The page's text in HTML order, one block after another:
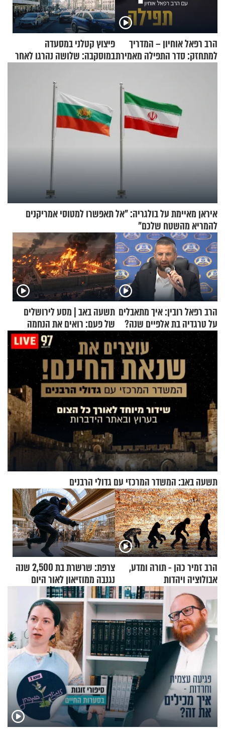
הרב רפאל אוחיון – המדריך
למתחזק: סדר התפילה מאמירת
פיצוץ קטלני במסעדה
במוסקבה: שלושה נהרגו לאחר
איראן מאיימת על בולגריה: "אל תאפשרו למטוסי אמריקנים
להמריא מהשטח שלכם"
הרב רפאל רובין: איך מתאבלים
על טרגדיה בת אלפיים שנה?
תשעה באב | מסע לירושלים
של פעם: רואים את הנחמה
תשעה באב: המשדר המרכזי עם גדולי הרבנים
הרב זמיר כהן - תורה ומדע,
אבולוציה ויהדות
צרפת: שרשרת בת 2,500 שנה
נגנבה ממוזיאון לאור היום